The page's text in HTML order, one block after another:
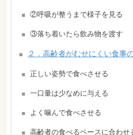
②呼吸が整うまで様子を見る
③落ち着いたら飲み物を渡す
２．高齢者がむせにくい食事
正しい姿勢で食べさせる
一口量は少なめに与える
よく噛んで食べさせる
高齢者の食べるペースに合わせ